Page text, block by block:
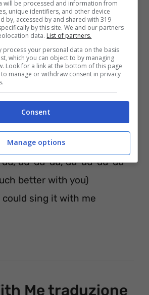
du, du-du-du, du-du-du
du, du-du-du, du-du-du
du, du-du-du, du-du-du-du
could sing it with me
du, du-du-du, du-du-du (Da-
da)
du, du-du-du, du-du-du (Da-
da)
du-du-du, du-du-du-du
better with you)
could sing it with me
Me traduzione
will be processed and information from
unique identifiers, and other device
by, accessed by and shared with 319
by this site. We and our partners
data. List of partners.
process your personal data on the basis
which you can object to by managing
Look for a link at the bottom of this page
manage or withdraw consent in privacy
Consent
Manage options